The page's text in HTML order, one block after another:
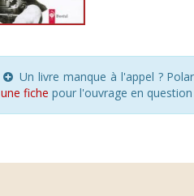
Un livre manque à l'appel ?
une fiche pour l'ouvrage en